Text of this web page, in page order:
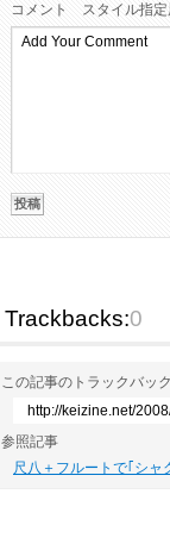
コメント
スタイル指定
Trackbacks:0
この記事のトラックバッ
http://keizine.net/
参照記事
尺八＋フルートで｢シャ